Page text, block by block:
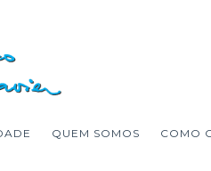
QUEM SOMOS COMO